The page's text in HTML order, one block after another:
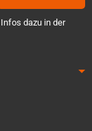
dazu in der